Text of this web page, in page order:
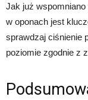
Jak już
w oponach jest
sprawdzaj ciśnienie
poziomie zgodnie z